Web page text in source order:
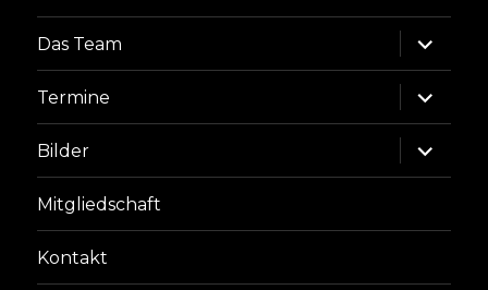
Das Team
Termine
Bilder
Mitgliedschaft
Kontakt